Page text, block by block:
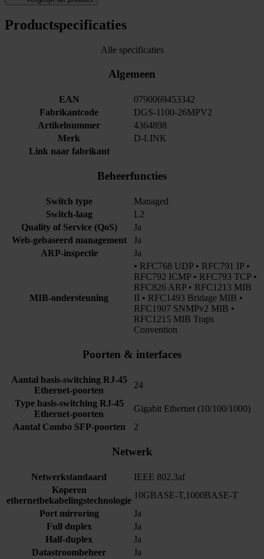
Productspecificaties
Alle specificaties
Algemeen
EAN
0790069453342
Fabrikantcode
DGS-1100-26MPV2
Artikelnummer
4364898
Merk
D-LINK
Link naar fabrikant
Beheerfuncties
Switch type
Managed
Switch-laag
L2
Quality of Service (QoS)
Ja
Web-gebaseerd management
Ja
ARP-inspectie
Ja
MIB-ondersteuning
• RFC768 UDP • RFC791 IP •
RFC792 ICMP • RFC793 TCP •
RFC826 ARP • RFC1213 MIB
II • RFC1493 Bridage MIB •
RFC1907 SNMPv2 MIB •
RFC1215 MIB Traps
Convention
Poorten & interfaces
Aantal basis-switching RJ-45
Ethernet-poorten
24
Type basis-switching RJ-45
Ethernet-poorten
Gigabit Ethernet (10/100/1000)
Aantal Combo SFP-poorten
2
Netwerk
Netwerkstandaard
IEEE 802.3af
Koperen
ethernetbekabelingstechnologie
10GBASE-T,1000BASE-T
Port mirroring
Ja
Full duplex
Ja
Half-duplex
Ja
Datastroombeheer
Ja